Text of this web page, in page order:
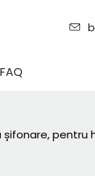
FAQ
pentru